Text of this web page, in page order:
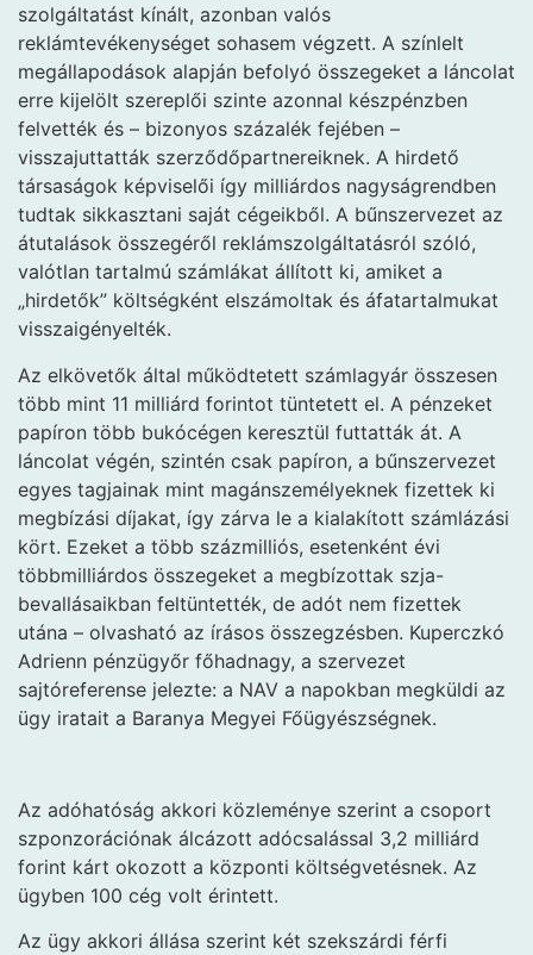
szolgáltatást kínált, azonban valós
reklámtevékenységet sohasem végzett. A színlelt
megállapodások alapján befolyó összegeket a láncolat
erre kijelölt szereplői szinte azonnal készpénzben
felvették és – bizonyos százalék fejében –
visszajuttatták szerződőpartnereiknek. A hirdető
társaságok képviselői így milliárdos nagyságrendben
tudtak sikkasztani saját cégeikből. A bűnszervezet az
átutalások összegéről reklámszolgáltatásról szóló,
valótlan tartalmú számlákat állított ki, amiket a
„hirdetők” költségként elszámoltak és áfatartalmukat
visszaigényelték.
Az elkövetők által működtetett számlagyár összesen
több mint 11 milliárd forintot tüntetett el. A pénzeket
papíron több bukócégen keresztül futtatták át. A
láncolat végén, szintén csak papíron, a bűnszervezet
egyes tagjainak mint magánszemélyeknek fizettek ki
megbízási díjakat, így zárva le a kialakított számlázási
kört. Ezeket a több százmilliós, esetenként évi
többmilliárdos összegeket a megbízottak szja-
bevallásaikban feltüntették, de adót nem fizettek
utána – olvasható az írásos összegzésben. Kuperczkó
Adrienn pénzügyőr főhadnagy, a szervezet
sajtóreferense jelezte: a NAV a napokban megküldi az
ügy iratait a Baranya Megyei Főügyészségnek.
Az adóhatóság akkori közleménye szerint a csoport
szponzorációnak álcázott adócsalással 3,2 milliárd
forint kárt okozott a központi költségvetésnek. Az
ügyben 100 cég volt érintett.
Az ügy akkori állása szerint két szekszárdi férfi